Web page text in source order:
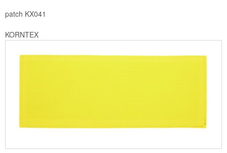
patch KX041
KORNTEX